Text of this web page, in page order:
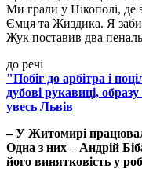
Ми грали у Нікополі, де
Ємця та Жиздика. Я
Жук поставив два
до речі
"Побіг до арбітра і
дубові рукавиці,
увесь Львів
– У Житомирі
Одна з них – Андрій
його винятковість у